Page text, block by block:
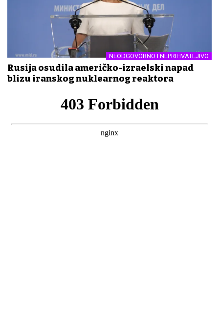
NEODGOVORNO I NEPRIHVATLJIVO
Rusija osudila američko-izraelski napad
blizu iranskog nuklearnog reaktora